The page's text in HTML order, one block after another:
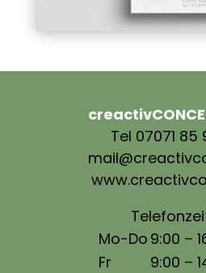
Tel 07071 85
Mo-Do 9:00 –
Fr
9:00 –